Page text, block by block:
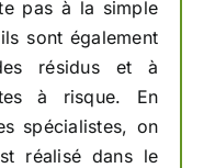
pas à la simple
sont également
résidus et à
à risque. En
spécialistes, on
réalisé dans le